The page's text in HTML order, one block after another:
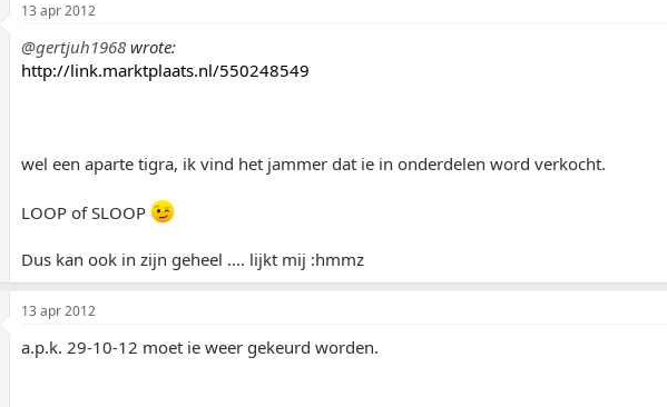
13 apr 2012
@gertjuh1968 wrote:
http://link.marktplaats.nl/550248549
wel een aparte tigra, ik vind het jammer dat ie in onderdelen word verkocht.
LOOP of SLOOP
Dus kan ook in zijn geheel .... lijkt mij :hmmz
13 apr 2012
a.p.k. 29-10-12 moet ie weer gekeurd worden.